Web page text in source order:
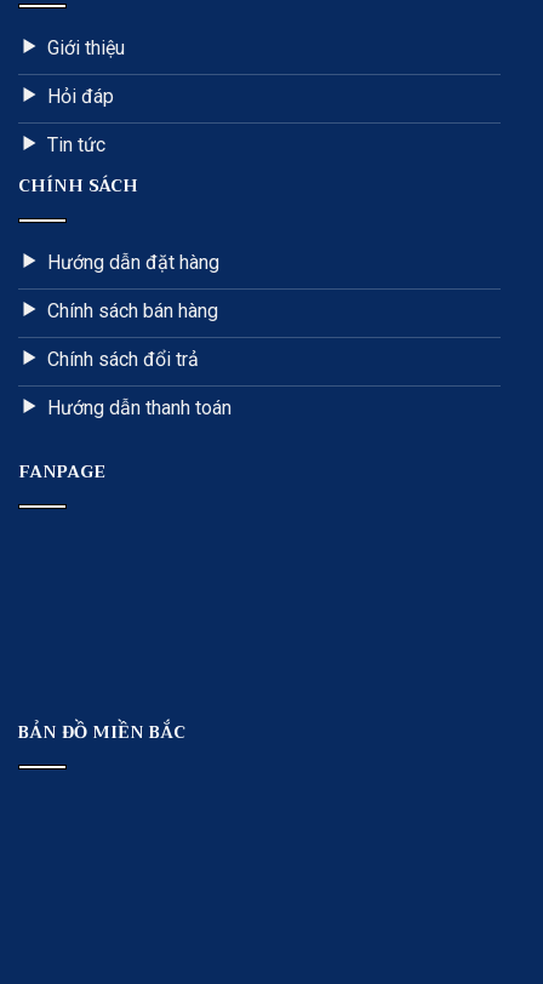
Giới thiệu
Hỏi đáp
Tin tức
CHÍNH SÁCH
Hướng dẫn đặt hàng
Chính sách bán hàng
Chính sách đổi trả
Hướng dẫn thanh toán
FANPAGE
BẢN ĐỒ MIỀN BẮC